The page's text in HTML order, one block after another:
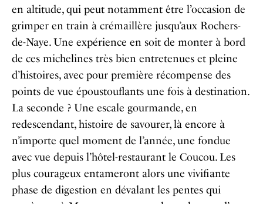
en altitude, qui peut notamment être l’occasion de
grimper en train à crémaillère jusqu’aux Rochers-
de-Naye. Une expérience en soit de monter à bord
de ces michelines très bien entretenues et pleine
d’histoires, avec pour première récompense des
points de vue époustouflants une fois à destination.
La seconde ? Une escale gourmande, en
redescendant, histoire de savourer, là encore à
n’importe quel moment de l’année, une fondue
avec vue depuis l’hôtel-restaurant le Coucou. Les
plus courageux entameront alors une vivifiante
phase de digestion en dévalant les pentes qui